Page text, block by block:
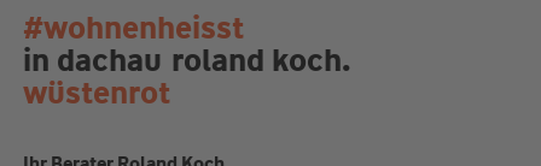
#wohnenheisst
in dachau roland koch.
wüstenrot